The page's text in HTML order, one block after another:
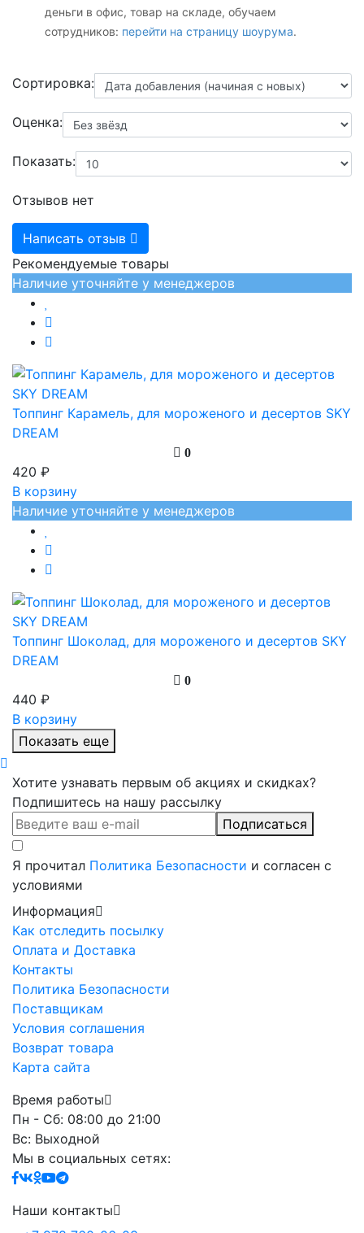
деньги в офис, товар на складе, обучаем
сотрудников: перейти на страницу шоурума.
Сортировка:
Оценка:
Показать:
Отзывов нет
Написать отзыв
Рекомендуемые товары
Наличие уточняйте у менеджеров
Топпинг Карамель, для мороженого и десертов SKY
DREAM
0
420 ₽
В корзину
Наличие уточняйте у менеджеров
Топпинг Шоколад, для мороженого и десертов SKY
DREAM
0
440 ₽
В корзину
Показать еще
Хотите узнавать первым об акциях и скидках?
Подпишитесь на нашу рассылку
Подписаться
Я прочитал Политика Безопасности и согласен с
условиями
Информация
Как отследить посылку
Оплата и Доставка
Контакты
Политика Безопасности
Поставщикам
Условия соглашения
Возврат товара
Карта сайта
Время работы
Пн - Сб: 08:00 до 21:00
Вс: Выходной
Мы в социальных сетях:
Наши контакты